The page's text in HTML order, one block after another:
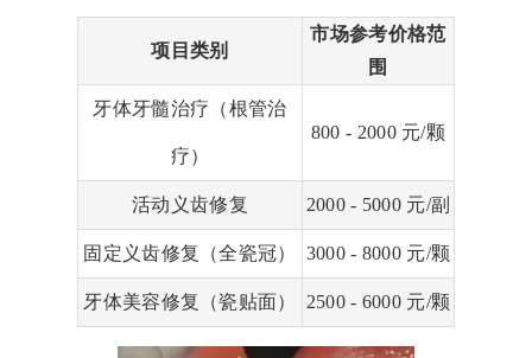
项目类别
市场参考价格范
围
牙体牙髓治疗（根管治
疗）
800 - 2000 元/颗
活动义齿修复 2000 - 5000 元/副
固定义齿修复（全瓷冠） 3000 - 8000 元/颗
牙体美容修复（瓷贴面） 2500 - 6000 元/颗